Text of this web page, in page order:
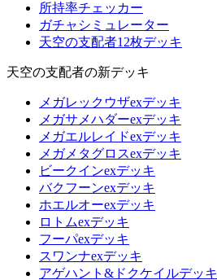
所持率チェッカー
ガチャシミュレーター
天空の支配者12枚デッキ
天空の支配者の新デッキ
メガレックウザexデッキ
メガサメハダーexデッキ
メガエルレイドexデッキ
メガメタグロスexデッキ
ビークインexデッキ
バクフーンexデッキ
ホエルオーexデッキ
ロトムexデッキ
フーパexデッキ
スワンナexデッキ
アゲハント&ドクケイルデッキ